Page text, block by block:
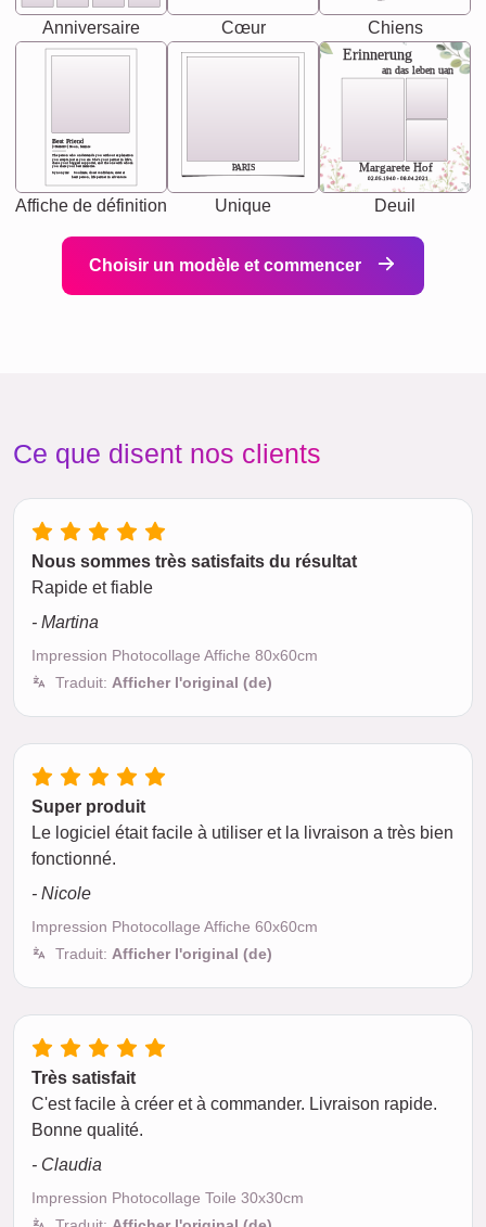
Anniversaire Cœur Chiens
Best Friend
[<NAME>] Noun, feminie
Synonyms: Soulmate, closet confidante, sister at
heart person, life partner in adventure.
The person who understands you without explanation
you accepts just as you are. She's your partner in life's,
chaos your biggest supporter, and the one with whom
you share your best memories.
Affiche de définition
PARIS
Unique
Erinnerung
an das leben uan
Margarete Hof
02.05.1940 - 08.04.2021
Deuil
Choisir un modèle et commencer
Ce que disent nos clients
Nous sommes très satisfaits du résultat
Rapide et fiable
- Martina
Impression Photocollage Affiche 80x60cm
Traduit: Afficher l'original (de)
Super produit
Le logiciel était facile à utiliser et la livraison a très bien
fonctionné.
- Nicole
Impression Photocollage Affiche 60x60cm
Traduit: Afficher l'original (de)
Très satisfait
C'est facile à créer et à commander. Livraison rapide.
Bonne qualité.
- Claudia
Impression Photocollage Toile 30x30cm